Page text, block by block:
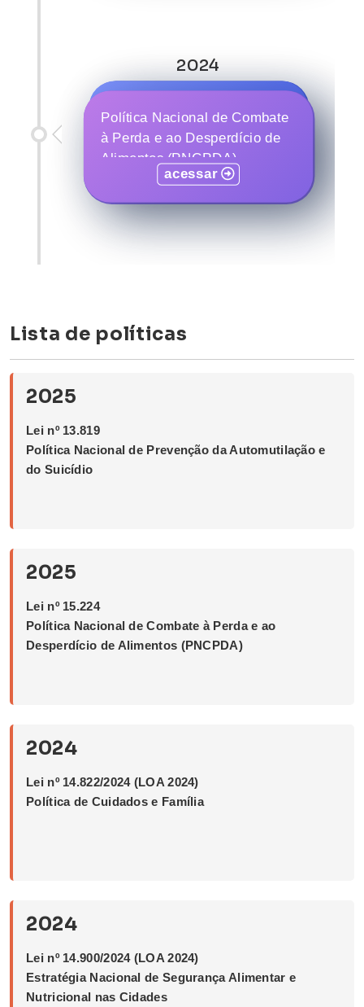
2024
Prevenção da Automutilação e
do Suicídio
acessar
Política Nacional de Combate
à Perda e ao Desperdício de
Alimentos (PNCPDA)
acessar
Lista de políticas
2025
Lei nº 13.819
Política Nacional de Prevenção da Automutilação e
do Suicídio
2025
Lei nº 15.224
Política Nacional de Combate à Perda e ao
Desperdício de Alimentos (PNCPDA)
2024
Lei nº 14.822/2024 (LOA 2024)
Política de Cuidados e Família
2024
Lei nº 14.900/2024 (LOA 2024)
Estratégia Nacional de Segurança Alimentar e
Nutricional nas Cidades